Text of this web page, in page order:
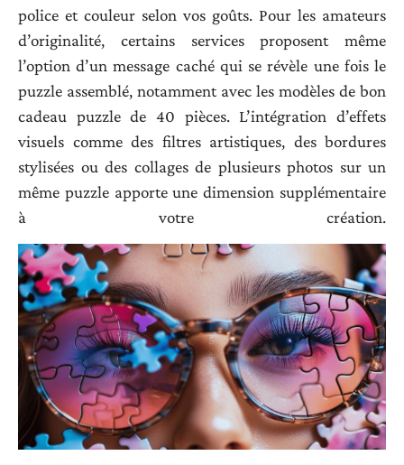
police et couleur selon vos goûts. Pour les amateurs
d’originalité, certains services proposent même
l’option d’un message caché qui se révèle une fois le
puzzle assemblé, notamment avec les modèles de bon
cadeau puzzle de 40 pièces. L’intégration d’effets
visuels comme des filtres artistiques, des bordures
stylisées ou des collages de plusieurs photos sur un
même puzzle apporte une dimension supplémentaire
à votre création.